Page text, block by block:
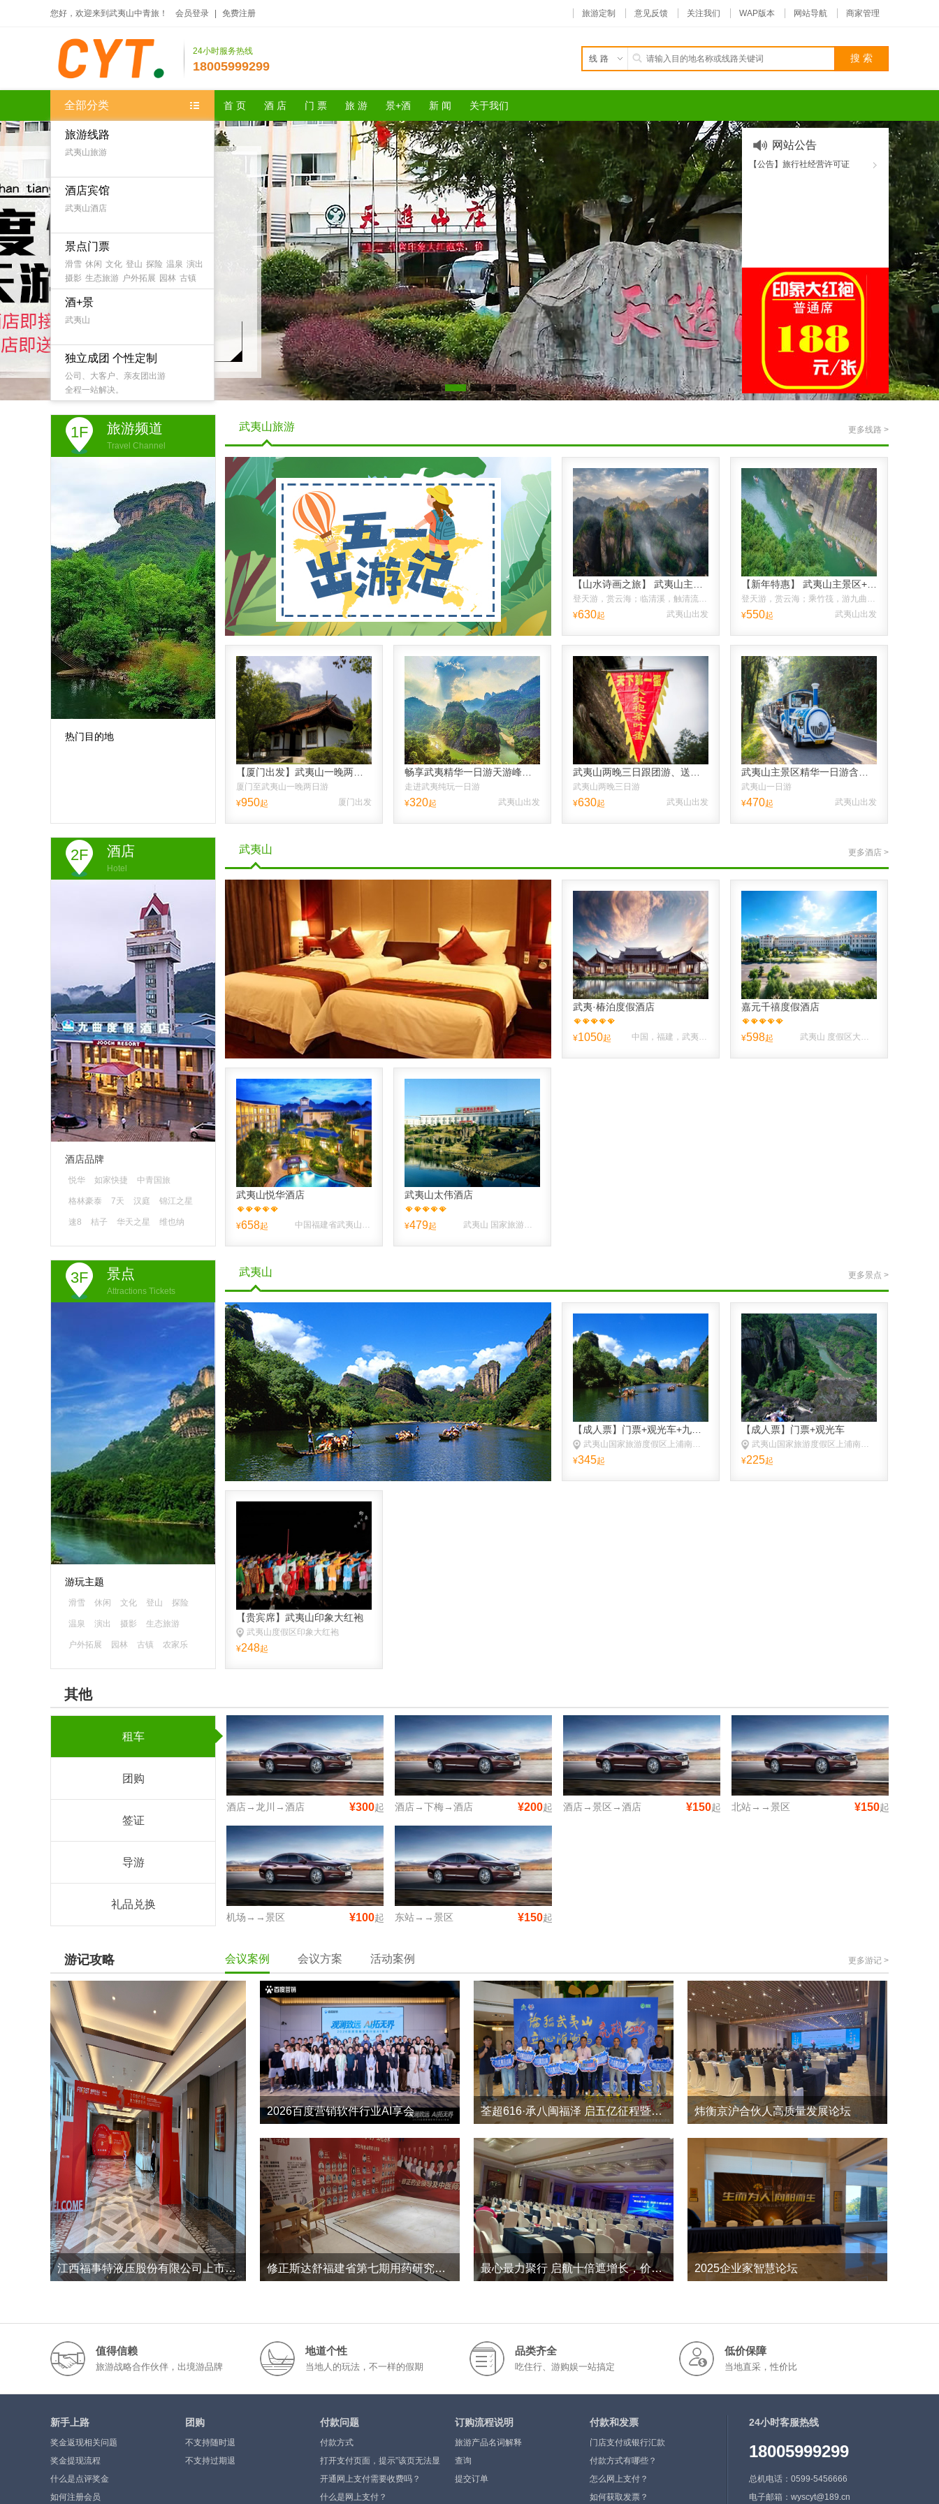
您好，欢迎来到武夷山中青旅！ 会员登录 免费注册 旅游定制 意见反馈 关注我们 WAP版本 网站导航 商家管理
24小时服务热线
18005999299
线路
全部分类
旅游线路
武夷山旅游
酒店宾馆
武夷山酒店
景点门票
滑雪 休闲 文化 登山 探险 温泉 演出
摄影 生态旅游 户外拓展 园林 古镇
农家乐 森林公园 海滨海岛 主题乐园
古迹 避暑
酒+景
武夷山
独立成团 个性定制
公司、大客户、亲友团出游
全程一站解决。
首 页 酒 店 门 票 旅 游 景+酒 新 闻 关于我们
网站公告
【公告】旅行社经营许可证
1F 旅游频道
Travel Channel
热门目的地
武夷山旅游 更多线路 >
登天游，赏云海；临清溪，触清流；赏茶王，品香茗；流连忘返。
¥630起 武夷山出发
登天游，赏云海；乘竹筏，游九曲，二日赏玩武夷美景
¥550起 武夷山出发
厦门至武夷山一晚两日游
¥950起 厦门出发
走进武夷纯玩一日游
¥320起 武夷山出发
武夷山两晚三日游
¥630起 武夷山出发
武夷山一日游
¥470起 武夷山出发
2F 酒店
Hotel
酒店品牌
悦华 如家快捷 中青国旅
格林豪泰 7天 汉庭 锦江之星
速8 桔子 华天之星 维也纳
武夷山 更多酒店 >
武夷·椿泊度假酒店
¥1050起 中国，福建，武夷山，武夷山度假区福隆岩80号距离市中心13.0公里
嘉元千禧度假酒店
¥598起 武夷山 度假区大王峰南路106号
武夷山悦华酒店
¥658起 中国福建省武夷山市国家旅游度假区1号路东
武夷山太伟酒店
¥479起 武夷山 国家旅游度假区 ，近高尔夫路。 【 度假区 】
3F 景点
Attractions Tickets
游玩主题
滑雪 休闲 文化 登山 探险
温泉 演出 摄影 生态旅游
户外拓展 园林 古镇 农家乐
古迹
武夷山 更多景点 >
武夷山国家旅游度假区上浦南入口
¥345起
【成人票】门票+观光车
武夷山国家旅游度假区上浦南入口
¥225起
【贵宾席】武夷山印象大红袍
武夷山度假区印象大红袍
¥248起
其他
租车
团购
签证
导游
礼品兑换
¥300起
酒店→龙川→酒店 ¥200起
酒店→下梅→酒店 ¥150起
酒店→景区→酒店 ¥150起
北站→→景区
¥100起
机场→→景区 ¥150起
东站→→景区
游记攻略 会议案例 会议方案 活动案例 更多游记 >
江西福事特液压股份有限公司上市三周年暨2026半年度经营工作总结会议
2026百度营销软件行业AI享会
2026-5
荃超616·承八闽福泽 启五亿征程暨种业新赛道高质量发展峰会
2026-6
炜衡京沪合伙人高质量发展论坛
2026-4
修正斯达舒福建省第七期用药研究学术会议 最心最力聚行 启航十倍遮增长，价值在线2023年年中会议 2025企业家智慧论坛
值得信赖
旅游战略合作伙伴，出境游品牌
地道个性
当地人的玩法，不一样的假期
品类齐全
吃住行、游购娱一站搞定
低价保障
当地直采，性价比
新手上路
奖金返现相关问题
奖金提现流程
什么是点评奖金
如何注册会员
团购
不支持随时退
不支持过期退
付款问题
付款方式
打开支付页面，提示”该页无法显
示”或空白页，可能是什么原因？
开通网上支付需要收费吗？
什么是网上支付？
订购流程说明
旅游产品名词解释
查询
提交订单
付款和发票
门店支付或银行汇款
付款方式有哪些？
怎么网上支付？
如何获取发票？
24小时客服热线
18005999299
总机电话：0599-5456666
电子邮箱：wyscyt@189.cn